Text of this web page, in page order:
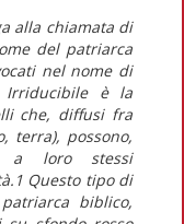
alla chiamata di
del patriarca
nel nome di
Irriducibile è la
che, diffusi fra
terra), possono,
a loro stessi
Questo tipo di
biblico,